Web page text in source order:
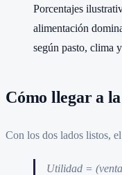
Porcentajes
alimentación
según pasto, clima
Cómo llegar a
Con los dos lados listos,
Utilidad =